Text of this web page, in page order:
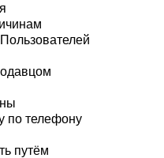
по телефону
путём